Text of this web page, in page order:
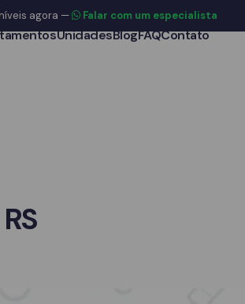
UnidadesBlogFAQContato
agora — Falar com um especialista